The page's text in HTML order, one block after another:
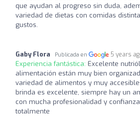
que ayudan al progreso sin duda,
variedad de dietas con comidas
gustos.
Gaby Flora Publicada en 5 years
Experiencia fantástica: Excelente
alimentación están muy bien
variedad de alimentos y muy
brinda es excelente, siempre hay un
con mucha profesionalidad y
totalmente